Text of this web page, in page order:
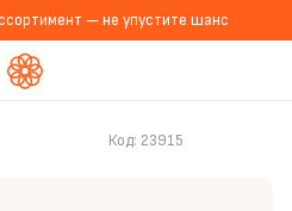
— не упустите шанс
Код: 23915